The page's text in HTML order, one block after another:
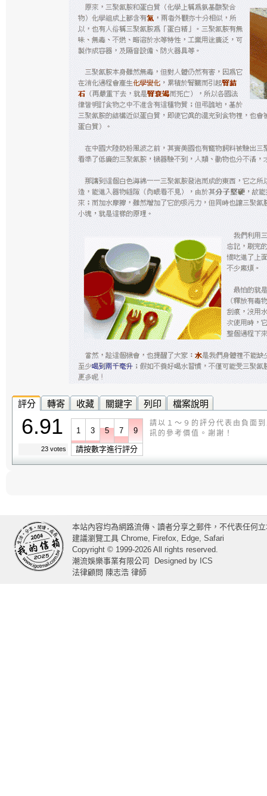
評分 轉寄 收藏 關鍵字 列印 檔案說明
6.91
23 votes
1 3 5 7 9
請按數字進行評分
請以１～９的評分代表由負面
訊的參考價值。謝謝！
本站內容均為網路流傳、讀者分享之郵件，不代表任何
建議瀏覽工具 Chrome, Firefox, Edge, Safari
Copyright © 1999-2026 All rights reserved.
潮流娛樂事業有限公司
Designed by ICS
法律顧問 陳志浩 律師